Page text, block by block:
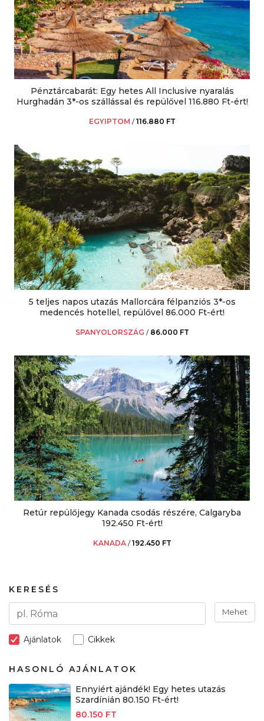
Pénztárcabarát: Egy hetes All Inclusive nyaralás
Hurghadán 3*-os szállással és repülővel 116.880 Ft-ért!
EGYIPTOM /116.880 FT
5 teljes napos utazás Mallorcára félpanziós 3*-os
medencés hotellel, repülővel 86.000 Ft-ért!
SPANYOLORSZÁG / 86.000 FT
Retúr repülőjegy Kanada csodás részére, Calgaryba
192.450 Ft-ért!
KANADA /192.450 FT
KERESÉS
Mehet
Ajánlatok Cikkek
HASONLÓ AJÁNLATOK
Ennyiért ajándék! Egy hetes utazás
Szardínián 80.150 Ft-ért!
80.150 FT